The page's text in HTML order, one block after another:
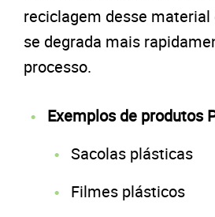
reciclagem desse material
se degrada mais
processo.
Exemplos de produtos
Sacolas plásticas
Filmes plásticos